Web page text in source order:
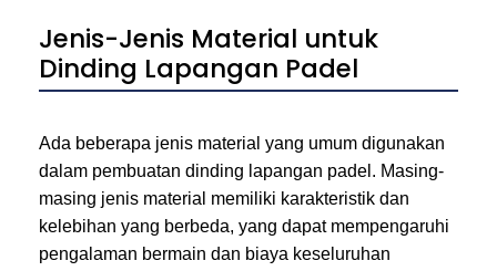
Jenis-Jenis Material untuk
Dinding Lapangan Padel
Ada beberapa jenis material yang umum digunakan
dalam pembuatan dinding lapangan padel. Masing-
masing jenis material memiliki karakteristik dan
kelebihan yang berbeda, yang dapat mempengaruhi
pengalaman bermain dan biaya keseluruhan